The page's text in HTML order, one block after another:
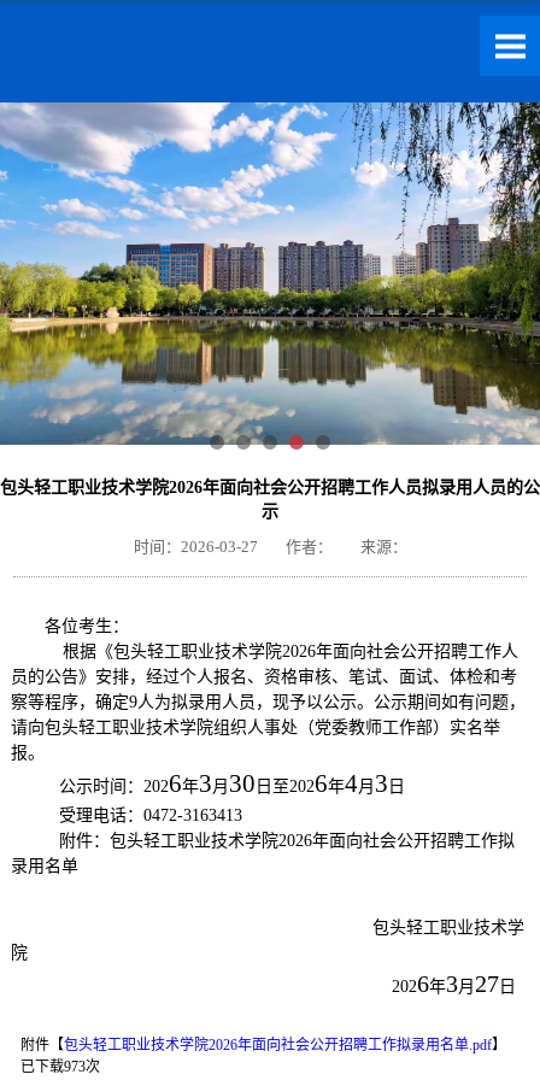
包头轻工职业技术学院2026年面向社会公开招聘工作人员拟录用人员的公
示
时间：2026-03-27 作者： 来源：
各位考生：
根据《包头轻工职业技术学院2026年面向社会公开招聘工作人
员的公告》安排，经过个人报名、资格审核、笔试、面试、体检和考
察等程序，确定9人为拟录用人员，现予以公示。公示期间如有问题，
请向包头轻工职业技术学院组织人事处（党委教师工作部）实名举
报。
公示时间： 2026年3 月 30 日至2026年4月 3 日
受理电话： 0472-3163413
附件：包头轻工职业技术学院2026年面向社会公开招聘工作拟
录用名单
包头轻工职业技术学
院
2026年3月 27 日
附件【包头轻工职业技术学院2026年面向社会公开招聘工作拟录用名单.pdf】
已下载973次